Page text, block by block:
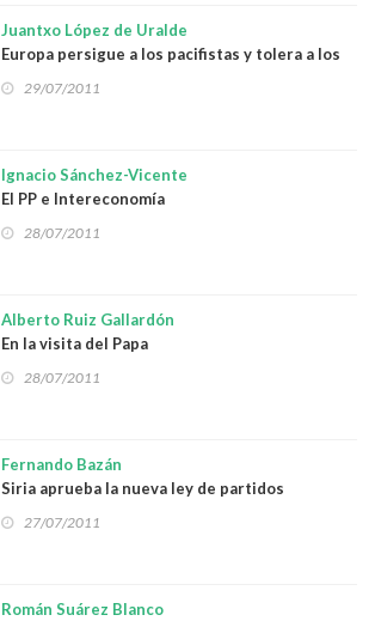
Juantxo López de Uralde
Europa persigue a los pacifistas y tolera a los
fascistas
29/07/2011
Ignacio Sánchez-Vicente
El PP e Intereconomía
28/07/2011
Alberto Ruiz Gallardón
En la visita del Papa
28/07/2011
Fernando Bazán
Siria aprueba la nueva ley de partidos
27/07/2011
Román Suárez Blanco